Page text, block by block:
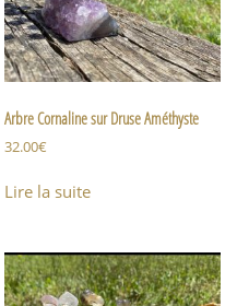
Arbre Cornaline sur Druse Améthyste
32.00€
Lire la suite